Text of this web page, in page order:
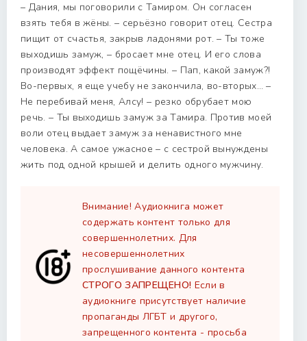
– Дания, мы поговорили с Тамиром. Он согласен
взять тебя в жёны. – серьёзно говорит отец. Сестра
пищит от счастья, закрыв ладонями рот. – Ты тоже
выходишь замуж, – бросает мне отец. И его слова
производят эффект пощёчины. – Пап, какой замуж?!
Во-первых, я еще учебу не закончила, во-вторых… –
Не перебивай меня, Алсу! – резко обрубает мою
речь. – Ты выходишь замуж за Тамира. Против моей
воли отец выдает замуж за ненавистного мне
человека. А самое ужасное – с сестрой вынуждены
жить под одной крышей и делить одного мужчину.
Внимание! Аудиокнига может
содержать контент только для
совершеннолетних. Для
несовершеннолетних
прослушивание данного контента
СТРОГО ЗАПРЕЩЕНО! Если в
аудиокниге присутствует наличие
пропаганды ЛГБТ и другого,
запрещенного контента - просьба